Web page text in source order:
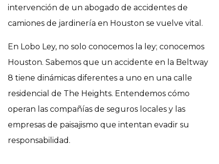
intervención de un abogado de accidentes de
camiones de jardinería en Houston se vuelve vital.
En Lobo Ley, no solo conocemos la ley; conocemos
Houston. Sabemos que un accidente en la Beltway
8 tiene dinámicas diferentes a uno en una calle
residencial de The Heights. Entendemos cómo
operan las compañías de seguros locales y las
empresas de paisajismo que intentan evadir su
responsabilidad.